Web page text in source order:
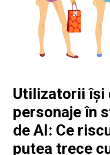
Utilizatorii își
personaje în
de AI: Ce
putea trece